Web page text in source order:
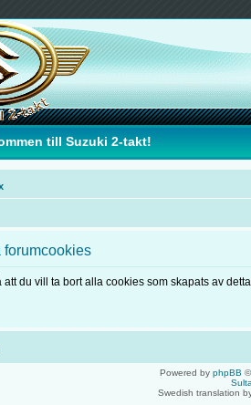
till Suzuki 2-takt!
forumcookies
att du vill ta bort alla cookies som skapats av
Powered by phpBB
Swedish translation